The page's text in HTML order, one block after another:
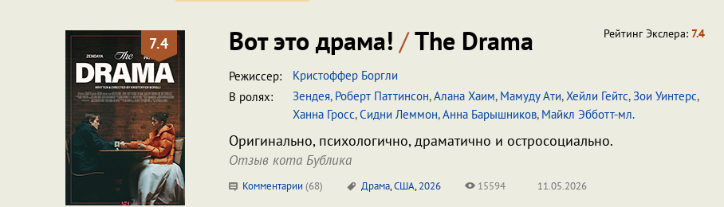
7.4 Вот это драма! /The Drama Рейтинг Экслера: 7.4
Режиссер:
Кристоффер Боргли
В ролях:
Зендея, Роберт Паттинсон,Алана Хаим, Мамуду Ати,Хейли Гейтс,Зои Уинтерс,
Ханна Гросс,Сидни Леммон,Анна Барышников, Майкл Эбботт-мл.
Оригинально, психологично, драматично и остросоциально.
Отзыв кота Бублика
Комментарии (68) Драма,США,2026 15594 11.05.2026